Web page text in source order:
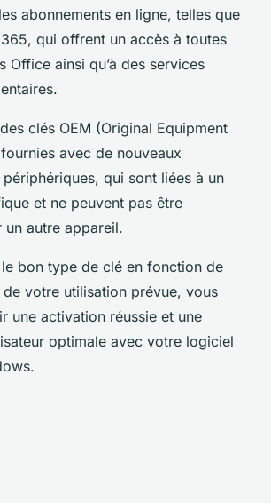
abonnements en ligne, telles que
qui offrent un accès à toutes
Office ainsi qu’à des services
clés OEM (Original Equipment
avec de nouveaux
qui sont liées à un
et ne peuvent pas être
un autre appareil.
le bon type de clé en fonction de
votre utilisation prévue, vous
une activation réussie et une
optimale avec votre logiciel